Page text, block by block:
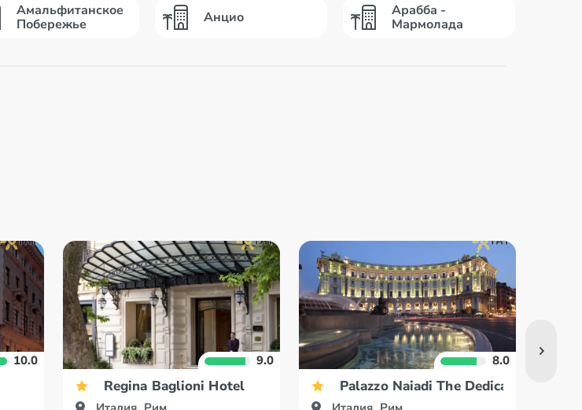
Амальфитанское
Побережье
Анцио
Арабба -
Мармолада
10.0 9.0
Regina Baglioni Hotel
8.0
Palazzo Naiadi The Dedica